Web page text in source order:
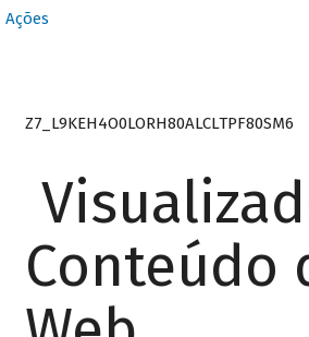
Ações
Z7_L9KEH4O0LORH80ALCLTPF80SM6
Conteúdo